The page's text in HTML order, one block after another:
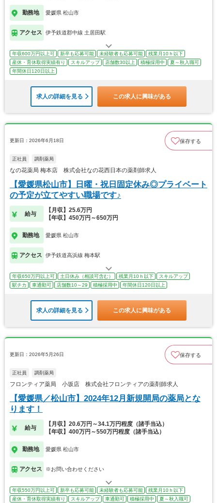
勤務地 愛媛県 松山市
アクセス 伊予鉄道郡中線 土居田駅
年収600万円以上可 新卒も応募可能 未経験者も応募可能
残業月10ｈ以下
産休・育休取得実績有り
スキルアップ 店舗数30以上 積極採用中
夏～秋入職可
年間休日120日以上
求人の詳細を見る この求人に興味がある
更新日：2026年6月18日 保存する
正社員 調剤薬局
なの花薬局 梅本店 株式会社なの花西日本の薬剤師求人
【愛媛県松山市】日曜・祝日固定休み◎プライベート
の予定が立てやすい職場です♪
給与
【月収】25.6万円
【年収】450万円～650万円
勤務地 愛媛県 松山市
アクセス 伊予鉄道高浜線 梅本駅
年収650万円以上可 土日休み（相談可含む） 残業月10ｈ以下
スキルアップ
駅チカ
車通勤可 店舗数10～29 積極採用中 年間休日120日以上
求人の詳細を見る この求人に興味がある
更新日：2026年5月26日 保存する
正社員 調剤薬局
フロンティア薬局 小坂店 株式会社フロンティアの薬剤師求人
【愛媛県／松山市】2024年12月新規開局の薬局とな
ります！
給与
【月収】20.6万円～34.1万円程度（諸手当込）
【年収】400万円～550万円程度（諸手当込）
勤務地 愛媛県 松山市
アクセス ※お問い合わせください
年収550万円以上可 新卒も応募可能 未経験者も応募可能
残業月10ｈ以下
産休・育休取得実績有り
スキルアップ 車通勤可 積極採用中
夏～秋入職可